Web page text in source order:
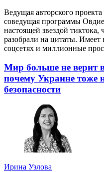
Ведущая авторского
соведущая программы
настоящей звездой
разобрали на цитаты. Имеет
соцсетях и миллионные
Мир больше не верит
почему Украине тоже
безопасности
Ирина Узлова